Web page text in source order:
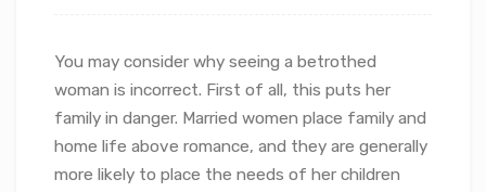
You may consider why seeing a betrothed
woman is incorrect. First of all, this puts her
family in danger. Married women place family and
home life above romance, and they are generally
more likely to place the needs of her children